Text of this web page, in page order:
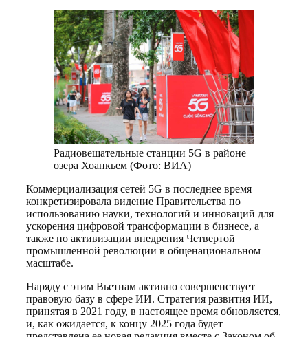
Радиовещательные станции 5G в районе
озера Хоанкьем (Фото: ВИА)
Коммерциализация сетей 5G в последнее время
конкретизировала видение Правительства по
использованию науки, технологий и инноваций для
ускорения цифровой трансформации в бизнесе, а
также по активизации внедрения Четвертой
промышленной революции в общенациональном
масштабе.
Наряду с этим Вьетнам активно совершенствует
правовую базу в сфере ИИ. Стратегия развития ИИ,
принятая в 2021 году, в настоящее время обновляется,
и, как ожидается, к концу 2025 года будет